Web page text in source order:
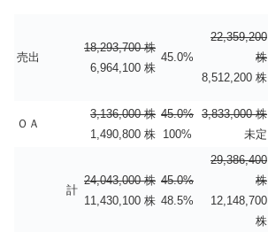
売出
18,293,700 株
6,964,100 株
45.0%
22,359,200
株
8,512,200 株
ＯＡ
3,136,000 株
1,490,800 株
45.0%
100%
3,833,000 株
未定
計
24,043,000 株
11,430,100 株
45.0%
48.5%
29,386,400
株
12,148,700
株